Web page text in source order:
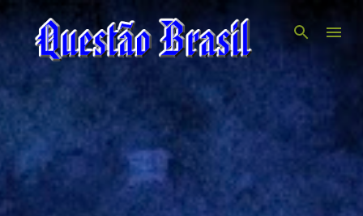
Pular para o conteúdo principal